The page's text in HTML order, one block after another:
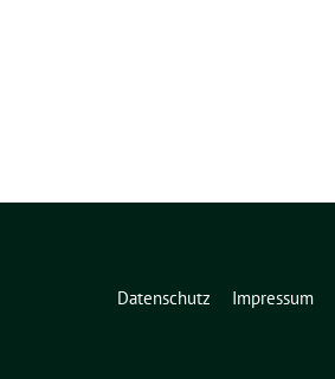
Datenschutz Impressum